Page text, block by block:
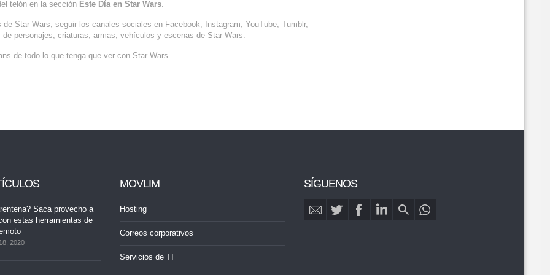
telón en la sección Este Día en Star Wars.
Star Wars, seguir los canales sociales en Facebook, Instagram, YouTube, Tumblr,
personajes, criaturas, armas, vehículos y escenas de Star Wars.
de todo lo que tenga que ver con Star Wars.
Saca provecho a
estas herramientas de
2020
MOVLIM
Hosting
Correos corporativos
Servicios de TI
SÍGUENOS